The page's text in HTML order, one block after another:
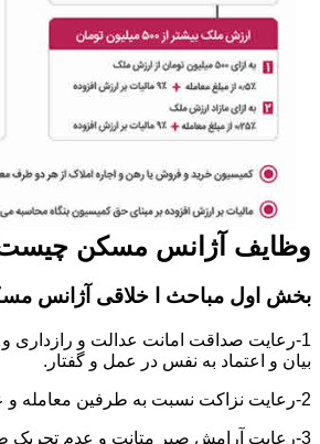
وظایف آژانس مسکن
بخش اول مباحث ا خلاقی آژانس
1-رعایت صداقت امانت عدالت و رازداری
بیان و اعتماد به نفس در عمل و گفتار.
2-رعایت نزاکت نسبت به طرفین معامله و عدم تبعیض بین ایشان.
3-رعایت آرامش صبر متانت و عدم تحریک